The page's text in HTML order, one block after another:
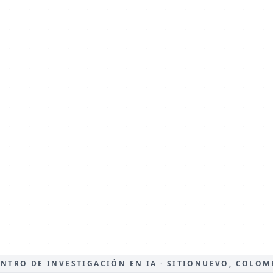
DE INVESTIGACIÓN EN IA · SITIONUEVO,